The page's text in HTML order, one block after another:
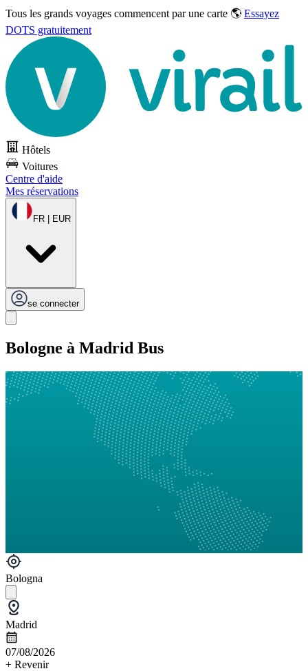
Tous les grands voyages commencent par une carte 🌎 Essayez
DOTS gratuitement
Hôtels
Voitures
Centre d'aide
Mes réservations
FR | EUR
se connecter
Bologne à Madrid Bus
Bologna
Madrid
07/08/2026
+ Revenir